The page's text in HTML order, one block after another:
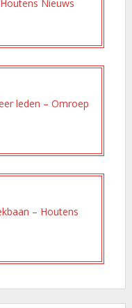
Nieuws
leden – Omroep
– Houtens